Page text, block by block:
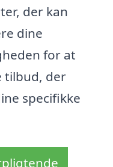
der kan
dine
for at
tilbud, der
specifikke